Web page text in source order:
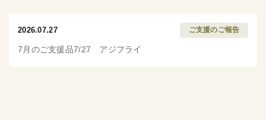
2026.07.27 ご支援のご報告
7月のご支援品7/27 アジフライ